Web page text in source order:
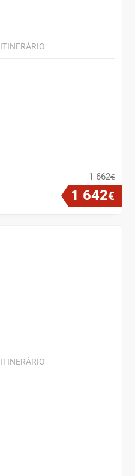
ITINERÁRIO
1 662€
1 642€
ITINERÁRIO